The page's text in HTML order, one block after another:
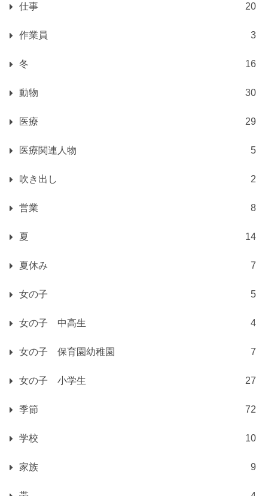
仕事 20
作業員 3
冬 16
動物 30
医療 29
医療関連人物 5
吹き出し 2
営業 8
夏 14
夏休み 7
女の子 5
女の子 中高生 4
女の子 保育園幼稚園 7
女の子 小学生 27
季節 72
学校 10
家族 9